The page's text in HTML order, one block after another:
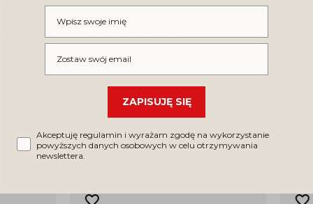
Z REGULACJAMI UE (REACH)
Zobacz także
Wpisz swoje imię
Wpisz swój email
ZAPISUJĘ SIĘ
Akceptuję regulamin i wyrażam zgodę na wykorzystanie
powyższych danych osobowych w celu otrzymywania
newslettera.